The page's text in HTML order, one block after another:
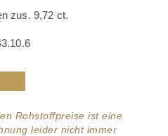
zus. 9,72 ct.
Rohstoffpreise ist eine
leider nicht immer